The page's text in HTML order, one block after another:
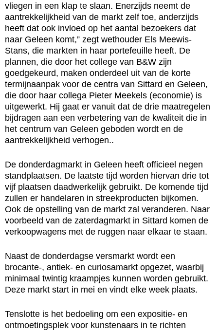
vliegen in een klap te slaan. Enerzijds neemt de
aantrekkelijkheid van de markt zelf toe, anderzijds
heeft dat ook invloed op het aantal bezoekers dat
naar Geleen komt,” zegt wethouder Els Meewis-
Stans, die markten in haar portefeuille heeft. De
plannen, die door het college van B&W zijn
goedgekeurd, maken onderdeel uit van de korte
termijnaanpak voor de centra van Sittard en Geleen,
die door haar collega Pieter Meekels (economie) is
uitgewerkt. Hij gaat er vanuit dat de drie maatregelen
bijdragen aan een verbetering van de kwaliteit die in
het centrum van Geleen geboden wordt en de
aantrekkelijkheid verhogen..
De donderdagmarkt in Geleen heeft officieel negen
standplaatsen. De laatste tijd worden hiervan drie tot
vijf plaatsen daadwerkelijk gebruikt. De komende tijd
zullen er handelaren in streekproducten bijkomen.
Ook de opstelling van de markt zal veranderen. Naar
voorbeeld van de zaterdagmarkt in Sittard komen de
verkoopwagens met de ruggen naar elkaar te staan.
Naast de donderdagse versmarkt wordt een
brocante-, antiek- en curiosamarkt opgezet, waarbij
minimaal twintig kraampjes kunnen worden gebruikt.
Deze markt start in mei en vindt elke week plaats.
Tenslotte is het bedoeling om een expositie- en
ontmoetingsplek voor kunstenaars in te richten